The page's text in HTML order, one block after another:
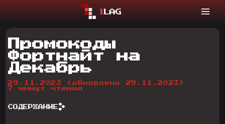
Промокоды
Фортнайт на
Декабрь
29.11.2023
(обновлено 29.11.2023)
7 минут чтения
СОДЕРЖАНИЕ